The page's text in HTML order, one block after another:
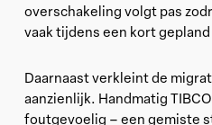
overschakeling volgt pas
vaak tijdens een kort
Daarnaast verkleint de
aanzienlijk. Handmatig
foutgevoelig – een gemiste